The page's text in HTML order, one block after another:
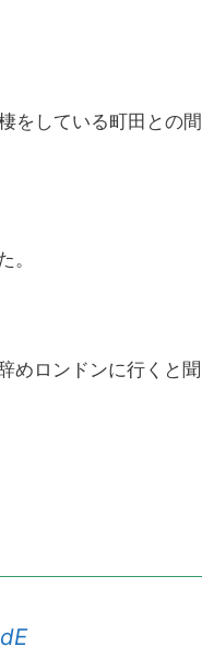
をしている町田との間
。
めロンドンに行くと聞